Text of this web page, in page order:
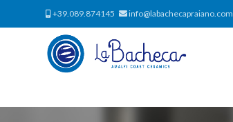
+39.089.874145 info@labachecapraiano.com